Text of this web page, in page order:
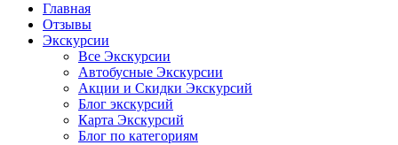
Главная
Отзывы
Экскурсии
Все Экскурсии
Автобусные Экскурсии
Акции и Скидки Экскурсий
Блог экскурсий
Карта Экскурсий
Блог по категориям